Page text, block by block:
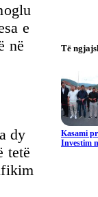
e
në
dy
tetë
Të
Kasami
Investim